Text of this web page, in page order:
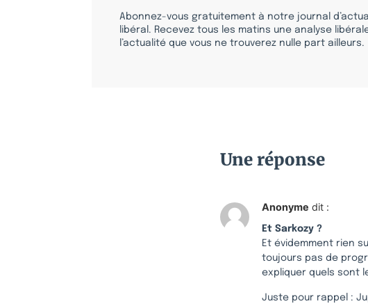
Abonnez-vous gratuitement à notre journal
libéral. Recevez tous les matins une analyse
l’actualité que vous ne trouverez nulle part ailleurs.
Une réponse
Anonyme dit :
Et Sarkozy ?
Et évidemment rien
toujours pas de
expliquer quels sont
Juste pour rappel :